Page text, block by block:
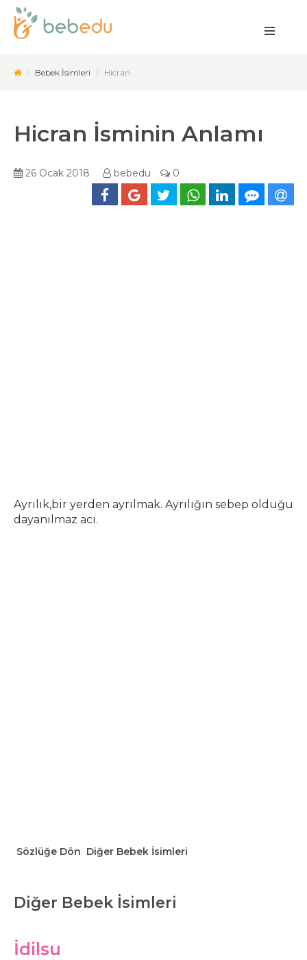
Bebek İsimleri Hicran
Hicran İsminin Anlamı
26 Ocak 2018 bebedu 0
Ayrılık,bir yerden ayrılmak. Ayrılığın sebep olduğu
dayanılmaz acı.
Sözlüğe Dön Diğer Bebek İsimleri
Diğer Bebek İsimleri
İdilsu